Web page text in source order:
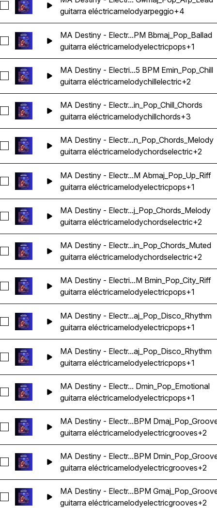
Seleccionar MA Destiny - Electric Guitar Melody Riff Loop 06
guitarra eléctricamelodyarpeggio+4
Seleccionar MA Destiny - Electric Guitar Melody Riff Loop 07
MA Destiny - Electr...PM Bbmaj_Pop_Ballad
guitarra eléctricamelodyelectricpops+1
Seleccionar MA Destiny - Electric Guitar Melody Riff Loop 08
MA Destiny - Electri...5 BPM Emin_Pop_Chill
guitarra eléctricamelodychillelectric+2
Seleccionar MA Destiny - Electric Guitar Melody Riff Loop 09
MA Destiny - Electr...in_Pop_Chill_Chords
guitarra eléctricamelodychillchords+3
Seleccionar MA Destiny - Electric Guitar Melody Riff Loop 10
MA Destiny - Electr...n_Pop_Chords_Melody
guitarra eléctricamelodychordselectric+2
Seleccionar MA Destiny - Electric Guitar Melody Riff Loop
MA Destiny - Electr...M Abmaj_Pop_Up_Riff
guitarra eléctricamelodyelectricpops+1
Seleccionar MA Destiny - Electric Guitar Melody Riff Loop 11
MA Destiny - Electr...j_Pop_Chords_Melody
guitarra eléctricamelodychordselectric+2
Seleccionar MA Destiny - Electric Guitar Melody Riff Loop 12
MA Destiny - Electr...in_Pop_Chords_Muted
guitarra eléctricamelodychordselectric+2
Seleccionar MA Destiny - Electric Guitar Melody Riff Loop 13
MA Destiny - Electri...M Bmin_Pop_City_Riff
guitarra eléctricamelodyelectricpops+1
Seleccionar MA Destiny - Electric Guitar Melody Riff Loop 14
MA Destiny - Electr...aj_Pop_Disco_Rhythm
guitarra eléctricamelodyelectricpops+1
Seleccionar MA Destiny - Electric Guitar Melody Riff Loop 15
MA Destiny - Electr...aj_Pop_Disco_Rhythm
guitarra eléctricamelodyelectricpops+1
Seleccionar MA Destiny - Electric Guitar Melody Riff Loop 16
MA Destiny - Electr... Dmin_Pop_Emotional
guitarra eléctricamelodyelectricpops+1
Seleccionar MA Destiny - Electric Guitar Melody Riff Loop 18
MA Destiny - Electr...BPM
guitarra eléctricamelodyelectricgrooves+2
Seleccionar MA Destiny - Electric Guitar Melody Riff Loop 19
MA Destiny - Electr...BPM
guitarra eléctricamelodyelectricgrooves+2
Seleccionar MA Destiny - Electric Guitar Melody Riff Loop 20
MA Destiny - Electr...BPM
guitarra eléctricamelodyelectricgrooves+2